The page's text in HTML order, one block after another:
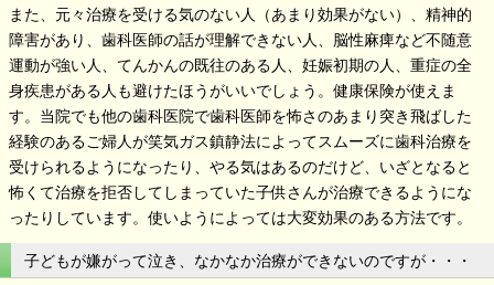
また、元々治療を受ける気のない人（あまり効果がない）、精神的
障害があり、歯科医師の話が理解できない人、脳性麻痺など不随意
運動が強い人、てんかんの既往のある人、妊娠初期の人、重症の全
身疾患がある人も避けたほうがいいでしょう。健康保険が使えま
す。当院でも他の歯科医院で歯科医師を怖さのあまり突き飛ばした
経験のあるご婦人が笑気ガス鎮静法によってスムーズに歯科治療を
受けられるようになったり、やる気はあるのだけど、いざとなると
怖くて治療を拒否してしまっていた子供さんが治療できるようにな
ったりしています。使いようによっては大変効果のある方法です。
子どもが嫌がって泣き、なかなか治療ができないのですが・・・